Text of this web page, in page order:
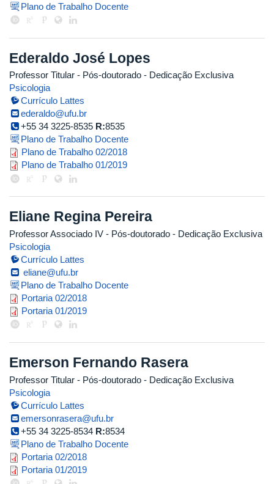
Plano de Trabalho Docente
Ederaldo José Lopes
Professor Titular - Pós-doutorado - Dedicação Exclusiva
Psicologia
Currículo Lattes
ederaldo@ufu.br
+55 34 3225-8535 R:8535
Plano de Trabalho Docente
Plano de Trabalho 02/2018
Plano de Trabalho 01/2019
Eliane Regina Pereira
Professor Associado IV - Pós-doutorado - Dedicação Exclusiva
Psicologia
Currículo Lattes
eliane@ufu.br
Plano de Trabalho Docente
portaria_pos_doc_eliane.pdf
Portaria 02/2018
portaria_eliane.pdf
Portaria 01/2019
Emerson Fernando Rasera
Professor Titular - Pós-doutorado - Dedicação Exclusiva
Psicologia
Currículo Lattes
emersonrasera@ufu.br
+55 34 3225-8534 R:8534
Plano de Trabalho Docente
portaria_emerson_1.pdf
Portaria 02/2018
portaria_emerson.pdf
Portaria 01/2019